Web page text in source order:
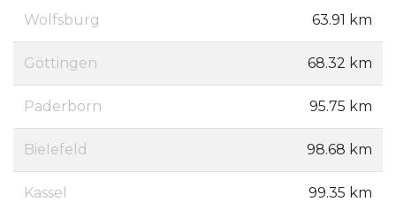
Wolfsburg 63.91 km
Göttingen 68.32 km
Paderborn 95.75 km
Bielefeld 98.68 km
Kassel 99.35 km